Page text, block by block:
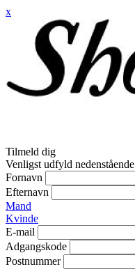
x
Tilmeld dig
Venligst udfyld nedenstående
Fornavn
Efternavn
Mand
Kvinde
E-mail
Adgangskode
Postnummer